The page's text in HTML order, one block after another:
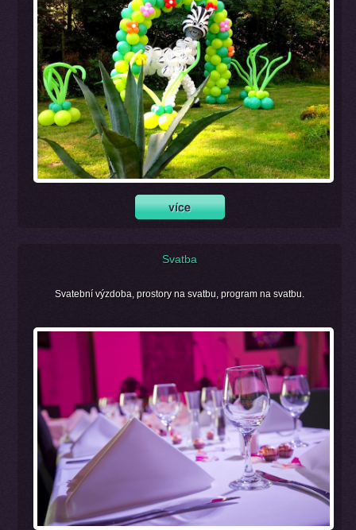
Svatba
Svatební výzdoba, prostory na svatbu, program na svatbu.